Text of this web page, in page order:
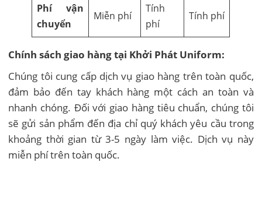
Phí vận
chuyển
Miễn phí
Tính
phí
Tính phí
Chính sách giao hàng tại Khởi Phát Uniform:
Chúng tôi cung cấp dịch vụ giao hàng trên toàn quốc,
đảm bảo đến tay khách hàng một cách an toàn và
nhanh chóng. Đối với giao hàng tiêu chuẩn, chúng tôi
sẽ gửi sản phẩm đến địa chỉ quý khách yêu cầu trong
khoảng thời gian từ 3-5 ngày làm việc. Dịch vụ này
miễn phí trên toàn quốc.